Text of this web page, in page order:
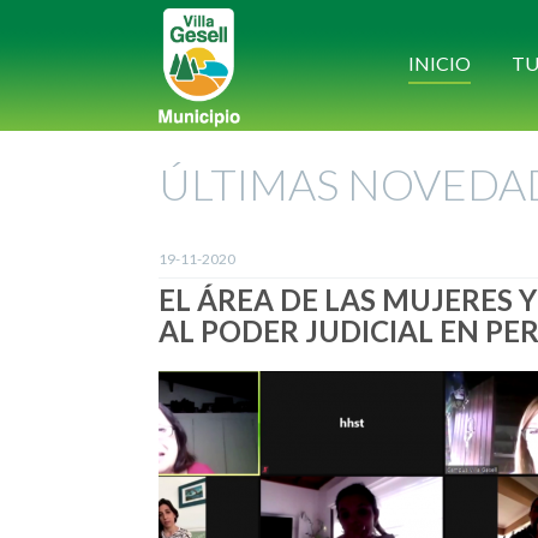
INICIO
ÚLTIMAS
19-11-2020
EL ÁREA DE LAS MUJERES
AL PODER JUDICIAL EN